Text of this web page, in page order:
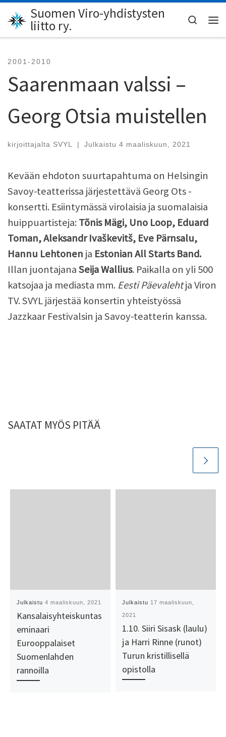
Skip to content
Suomen Viro-yhdistysten
liitto ry.
Search
2001-2010
Saarenmaan valssi –
Georg Otsia muistellen
kirjoittajalta SVYL | Julkaistu 4 maaliskuun, 2021
Kevään ehdoton suurtapahtuma on Helsingin
Savoy-teatterissa järjestettävä Georg Ots -
konsertti. Esiintymässä virolaisia ja suomalaisia
huippuartisteja: Tõnis Mägi, Uno Loop, Eduard
Toman, Aleksandr Ivaškevitš, Eve Pärnsalu,
Hannu Lehtonen ja Estonian All Starts Band.
Illan juontajanaSeija Wallius. Paikalla on yli 500
katsojaa ja mediasta mm. Eesti Päevalehtja Viron
TV. SVYL järjestää konsertin yhteistyössä
Jazzkaar Festivalsin ja Savoy-teatterin kanssa.
SAATAT MYÖS PITÄÄ
Julkaistu4 maaliskuun, 2021
Kansalaisyhteiskuntas
eminaari
Eurooppalaiset
Suomenlahden
rannoilla
Julkaistu 17 maaliskuun,
2021
1.10. Siiri Sisask (laulu)
ja Harri Rinne (runot)
Turun kristillisellä
opistolla